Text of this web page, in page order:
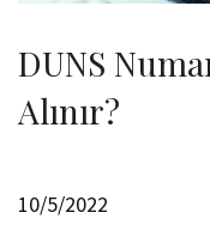
DUNS
Alınır?
10/5/2022